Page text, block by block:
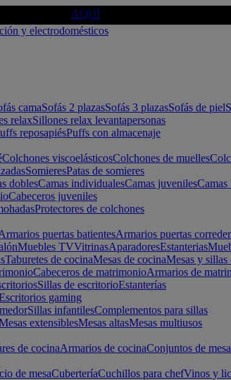
AQUÍ
camaSofás 2 plazasSofás 3 plazasSofás de piel
relaxSillones relax levantapersonas
reposapiésPuffs con almacenaje
Colchones viscoelásticosColchones de muelles
SomieresPatas de somieres
doblesCamas individualesCamas juveniles
Cabeceros juveniles
Protectores de colchones
puertas batientesArmarios puertas
Muebles TVVitrinasAparadoresEstanterias
Taburetes de cocinaMesas de cocinaMesas y sillas
Cabeceros de matrimonioArmarios de
Sillas de escritorioEstanterías
gaming
Sillas infantilesComplementos para sillas
extensiblesMesas altasMesas multiusos
de cocinaArmarios de cocinaConjuntos de
de mesaCuberteríaCuchillos para chefVinos y